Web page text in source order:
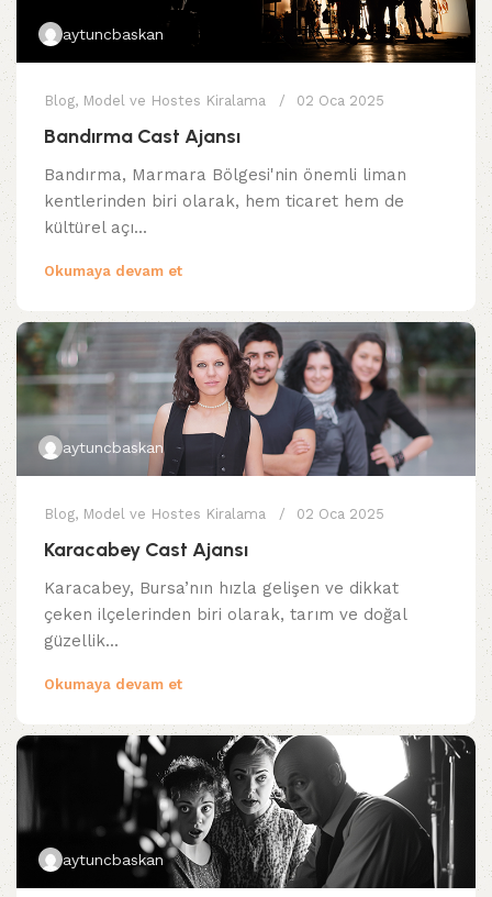
aytuncbaskan
Blog, Model ve Hostes Kiralama 02 Oca 2025
Bandırma Cast Ajansı
Bandırma, Marmara Bölgesi'nin önemli liman
kentlerinden biri olarak, hem ticaret hem de
kültürel açı...
Okumaya devam et
aytuncbaskan
Blog, Model ve Hostes Kiralama 02 Oca 2025
Karacabey Cast Ajansı
Karacabey, Bursa’nın hızla gelişen ve dikkat
çeken ilçelerinden biri olarak, tarım ve doğal
güzellik...
Okumaya devam et
aytuncbaskan